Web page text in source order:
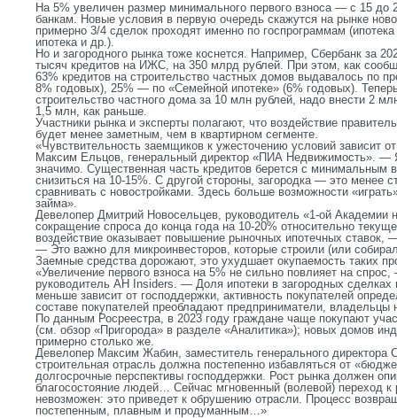
На 5% увеличен размер минимального первого взноса — с 15
банкам. Новые условия в первую очередь скажутся на рынке
примерно 3/4 сделок проходят именно по госпрограммам
ипотека и др.).
Но и загородного рынка тоже коснется. Например, Сбербанк за
тысяч кредитов на ИЖС, на 350 млрд рублей. При этом, как
63% кредитов на строительство частных домов выдавалось по
8% годовых), 25% — по «Семейной ипотеке» (6% годовых).
строительство частного дома за 10 млн рублей, надо внести 2
1,5 млн, как раньше.
Участники рынка и эксперты полагают, что воздействие
будет менее заметным, чем в квартирном сегменте.
«Чувствительность заемщиков к ужесточению условий зависит
Максим Ельцов, генеральный директор «ПИА Недвижимость».
значимо. Существенная часть кредитов берется с
снизиться на 10-15%. С другой стороны, загородка — это менее
сравнивать с новостройками. Здесь больше возможности
займа».
Девелопер Дмитрий Новосельцев, руководитель «1-ой Академии
сокращение спроса до конца года на 10-20% относительно
воздействие оказывает повышение рыночных ипотечных
— Это важно для микроинвесторов, которые строили (или
Заемные средства дорожают, это ухудшает окупаемость таких
«Увеличение первого взноса на 5% не сильно повлияет на
руководитель АН Insiders. — Доля ипотеки в загородных сделках
меньше зависит от господдержки, активность покупателей
составе покупателей преобладают предприниматели, владельцы
По данным Росреестра, в 2023 году граждане чаще покупают
(см. обзор «Пригорода» в разделе «Аналитика»); новых домов
примерно столько же.
Девелопер Максим Жабин, заместитель генерального директора
строительная отрасль должна постепенно избавляться от
долгосрочные перспективы господдержки. Рост рынка должен
благосостояние людей… Сейчас мгновенный (волевой) переход к
невозможен: это приведет к обрушению отрасли. Процесс
постепенным, плавным и продуманным…»